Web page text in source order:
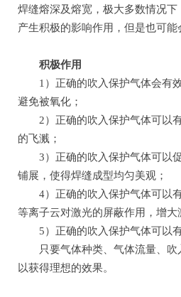
焊缝熔深及熔宽，极大多数情况
产生积极的影响作用，但是也可能
积极作用
1）正确的吹入保护气体会有
避免被氧化；
2）正确的吹入保护气体可以
的飞溅；
3）正确的吹入保护气体可以
铺展，使得焊缝成型均匀美观；
4）正确的吹入保护气体可以
等离子云对激光的屏蔽作用，增大
5）正确的吹入保护气体可以
只要气体种类、气体流量、
以获得理想的效果。